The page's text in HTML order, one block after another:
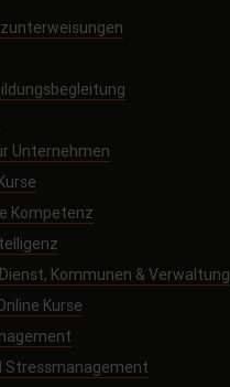
Unternehmen
Kompetenz
Kommunen & Verwaltung
Kurse
Stressmanagement